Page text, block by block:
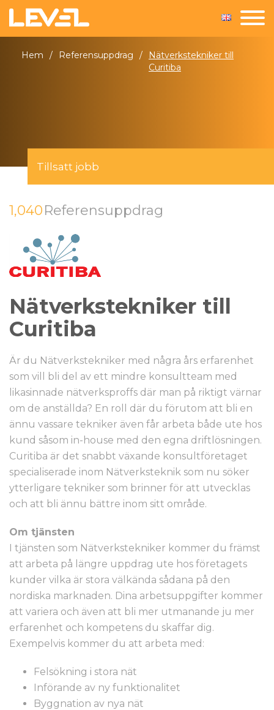
Hem / Referensuppdrag /
Nätverkstekniker till
Curitiba
Tillsatt jobb
1,040Referensuppdrag
Nätverkstekniker till
Curitiba
Är du Nätverkstekniker med några års erfarenhet
som vill bli del av ett mindre konsultteam med
likasinnade nätverksproffs där man på riktigt värnar
om de anställda? En roll där du förutom att bli en
ännu vassare tekniker även får arbeta både ute hos
kund såsom in-house med den egna driftlösningen.
Curitiba är det snabbt växande konsultföretaget
specialiserade inom Nätverksteknik som nu söker
ytterligare tekniker som brinner för att utvecklas
och att bli ännu bättre inom sitt område.
Om tjänsten
I tjänsten som Nätverkstekniker kommer du främst
att arbeta på längre uppdrag ute hos företagets
kunder vilka är stora välkända sådana på den
nordiska marknaden. Dina arbetsuppgifter kommer
att variera och även att bli mer utmanande ju mer
erfarenhet och kompetens du skaffar dig.
Exempelvis kommer du att arbeta med:
Felsökning i stora nät
Införande av ny funktionalitet
Byggnation av nya nät